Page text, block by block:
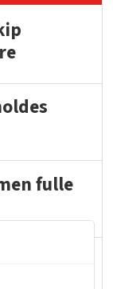
fulle